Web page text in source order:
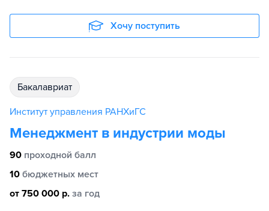
Хочу поступить
бакалавриат
Институт управления РАНХиГС
Менеджмент в индустрии моды
90 проходной балл
10 бюджетных мест
от 750 000 р. за год